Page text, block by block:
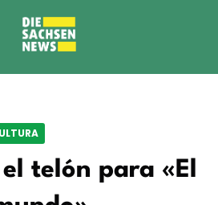
telón para «El